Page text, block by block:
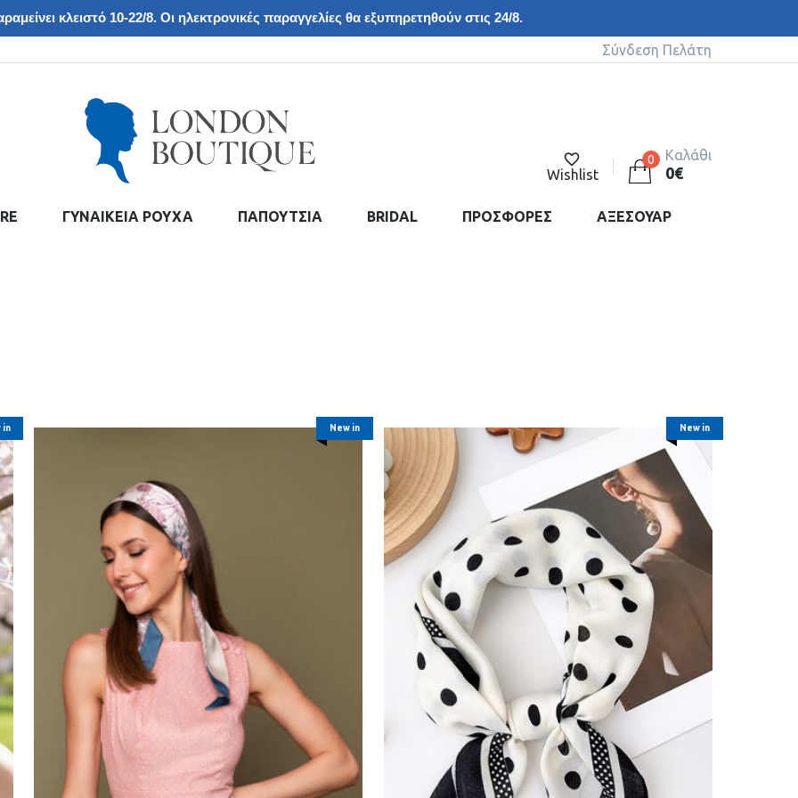
κλειστό 10-22/8. Οι ηλεκτρονικές παραγγελίες θα εξυπηρετηθούν στις 24/8.
Σύνδεση Πελάτη
Wishlist
0 Καλάθι
0€
ΓΥΝΑΙΚΕΙΑ ΡΟΥΧΑ ΠΑΠΟΥΤΣΙΑ BRIDAL ΠΡΟΣΦΟΡΕΣ ΑΞΕΣΟΥΑΡ
in New in New in